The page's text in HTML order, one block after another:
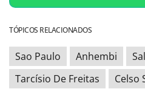
TÓPICOS RELACIONADOS
Sao Paulo Anhembi
Tarcísio De Freitas
Celso